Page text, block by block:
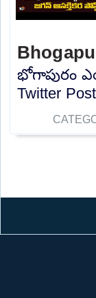
భోగాపురం
Twitter